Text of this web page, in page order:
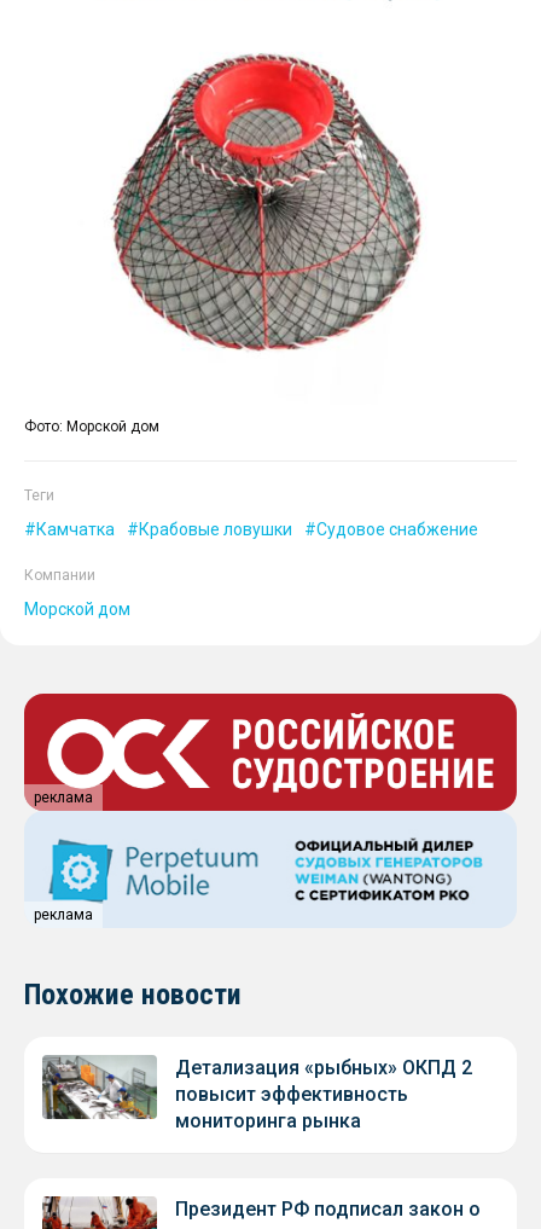
Фото: Морской дом
Теги
Камчатка Крабовые ловушки Судовое снабжение
Компании
Морской дом
реклама
реклама
Похожие новости
Детализация «рыбных» ОКПД 2
повысит эффективность
мониторинга рынка
Президент РФ подписал закон о